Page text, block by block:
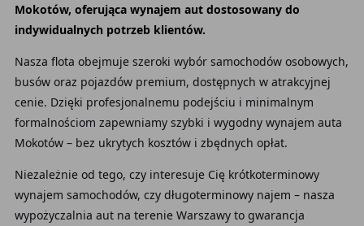
Mokotów, oferująca wynajem aut dostosowany do
indywidualnych potrzeb klientów.
Nasza flota obejmuje szeroki wybór samochodów osobowych,
busów oraz pojazdów premium, dostępnych w atrakcyjnej
cenie. Dzięki profesjonalnemu podejściu i minimalnym
formalnościom zapewniamy szybki i wygodny wynajem auta
Mokotów – bez ukrytych kosztów i zbędnych opłat.
Niezależnie od tego, czy interesuje Cię krótkoterminowy
wynajem samochodów, czy długoterminowy najem – nasza
wypożyczalnia aut na terenie Warszawy to gwarancja